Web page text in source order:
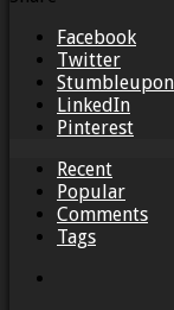
Facebook
Twitter
Stumbleupon
LinkedIn
Pinterest
Recent
Popular
Comments
Tags